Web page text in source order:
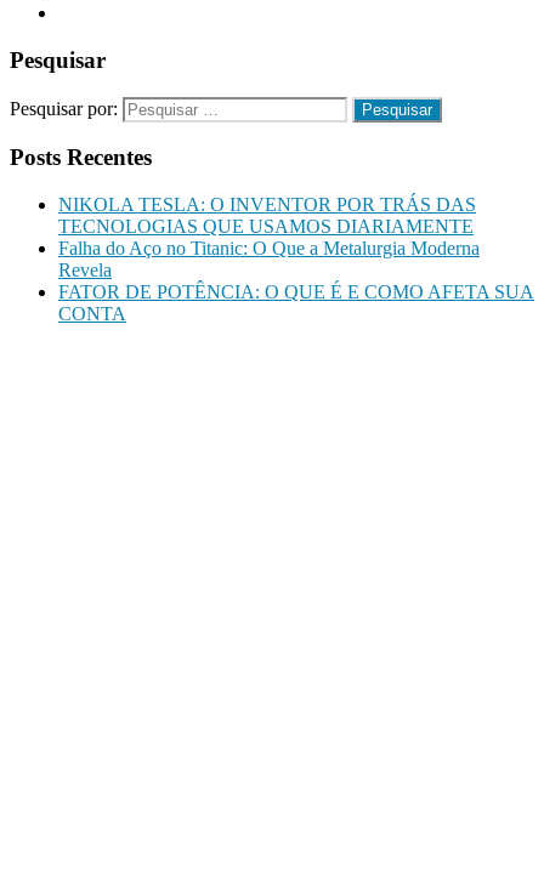
Pesquisar
Pesquisar por:
Posts Recentes
NIKOLA TESLA: O INVENTOR POR TRÁS DAS
TECNOLOGIAS QUE USAMOS DIARIAMENTE
Falha do Aço no Titanic: O Que a Metalurgia Moderna
Revela
FATOR DE POTÊNCIA: O QUE É E COMO AFETA SUA
CONTA